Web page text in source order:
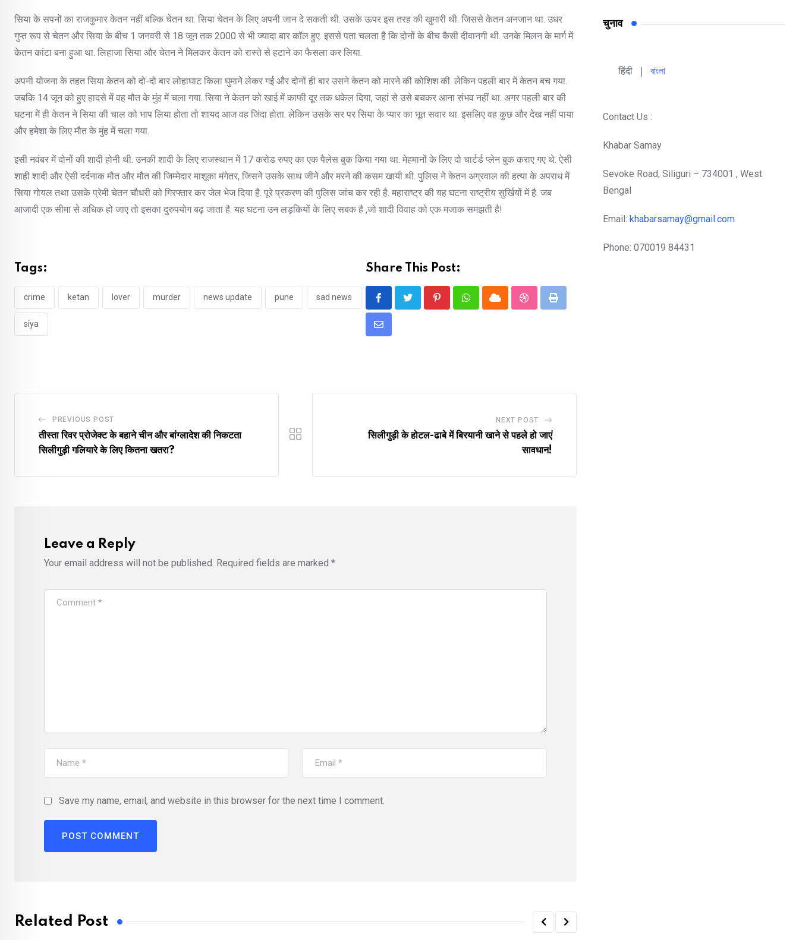
सिया के सपनों का राजकुमार केतन नहीं बल्कि चेतन था. सिया चेतन के लिए अपनी जान दे सकती थी. उसके ऊपर इस तरह की खुमारी थी. जिससे केतन अनजान था. उधर
गुप्त रूप से चेतन और सिया के बीच 1 जनवरी से 18 जून तक 2000 से भी ज्यादा बार कॉल हुए. इससे पता चलता है कि दोनों के बीच कैसी दीवानगी थी. उनके मिलन के मार्ग में
केतन कांटा बना हुआ था. लिहाजा सिया और चेतन ने मिलकर केतन को रास्ते से हटाने का फैसला कर लिया.
अपनी योजना के तहत सिया केतन को दो-दो बार लोहाघाट किला घुमाने लेकर गई और दोनों ही बार उसने केतन को मारने की कोशिश की. लेकिन पहली बार में केतन बच गया.
जबकि 14 जून को हुए हादसे में वह मौत के मुंह में चला गया. सिया ने केतन को खाई में काफी दूर तक धकेल दिया, जहां से उसे बचकर आना संभव नहीं था. अगर पहली बार की
घटना में ही केतन ने सिया की चाल को भाप लिया होता तो शायद आज वह जिंदा होता. लेकिन उसके सर पर सिया के प्यार का भूत सवार था. इसलिए वह कुछ और देख नहीं पाया
और हमेशा के लिए मौत के मुंह में चला गया.
इसी नवंबर में दोनों की शादी होनी थी. उनकी शादी के लिए राजस्थान में 17 करोड रुपए का एक पैलेस बुक किया गया था. मेहमानों के लिए दो चार्टर्ड प्लेन बुक कराए गए थे. ऐसी
शाही शादी और ऐसी दर्दनाक मौत और मौत की जिम्मेदार माशूका मंगेतर, जिसने उसके साथ जीने और मरने की कसम खायी थी. पुलिस ने केतन अग्रवाल की हत्या के अपराध में
सिया गोयल तथा उसके प्रेमी चेतन चौधरी को गिरफ्तार कर जेल भेज दिया है. पूरे प्रकरण की पुलिस जांच कर रही है. महाराष्ट्र की यह घटना राष्ट्रीय सुर्खियों में है. जब
आजादी एक सीमा से अधिक हो जाए तो इसका दुरुपयोग बढ़ जाता है. यह घटना उन लड़कियों के लिए सबक है ,जो शादी विवाह को एक मजाक समझती है!
Tags:
crime ketan lover murder news update pune sad news
siya
Share This Post:
PinterestWhatsappCloud StumbleUpon
Print
Share
PREVIOUS POST
तीस्ता रिवर प्रोजेक्ट के बहाने चीन और बांग्लादेश की निकटता
सिलीगुड़ी गलियारे के लिए कितना खतरा?
NEXT POST
सिलीगुड़ी के होटल-ढाबे में बिरयानी खाने से पहले हो जाएं
सावधान!
Leave a Reply
Your email address will not be published. Required fields are marked *
Save my name, email, and website in this browser for the next time I comment.
Related Post
चुनाव
हिंदी | বাংলা
Contact Us :
Khabar Samay
Sevoke Road, Siliguri – 734001 , West
Bengal
Email: khabarsamay@gmail.com
Phone: 070019 84431